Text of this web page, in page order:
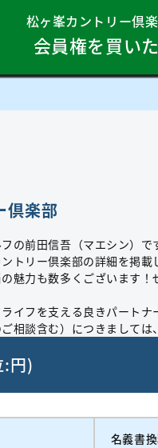
松ヶ峯カントリー倶
会員権を買い
倶楽部
の前田信吾（マエシン）で
トリー倶楽部の詳細を掲
魅力も数多くございます！
イフを支える良きパート
相談含む）につきましては
:円)
名義書